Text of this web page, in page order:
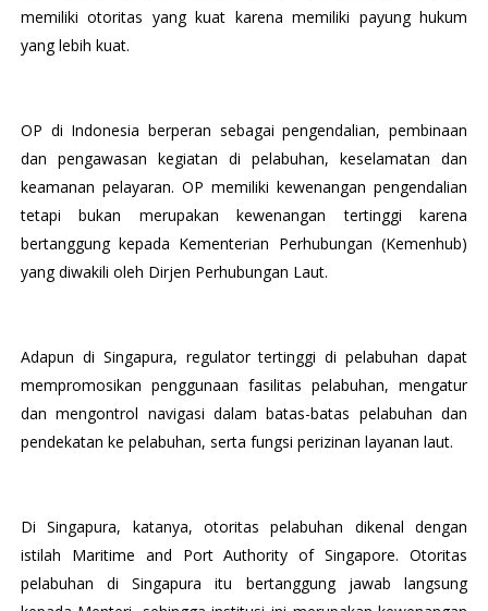
memiliki otoritas yang kuat karena memiliki payung hukum
yang lebih kuat.
OP di Indonesia berperan sebagai pengendalian, pembinaan
dan pengawasan kegiatan di pelabuhan, keselamatan dan
keamanan pelayaran. OP memiliki kewenangan pengendalian
tetapi bukan merupakan kewenangan tertinggi karena
bertanggung kepada Kementerian Perhubungan (Kemenhub)
yang diwakili oleh Dirjen Perhubungan Laut.
Adapun di Singapura, regulator tertinggi di pelabuhan dapat
mempromosikan penggunaan fasilitas pelabuhan, mengatur
dan mengontrol navigasi dalam batas-batas pelabuhan dan
pendekatan ke pelabuhan, serta fungsi perizinan layanan laut.
Di Singapura, katanya, otoritas pelabuhan dikenal dengan
istilah Maritime and Port Authority of Singapore. Otoritas
pelabuhan di Singapura itu bertanggung jawab langsung